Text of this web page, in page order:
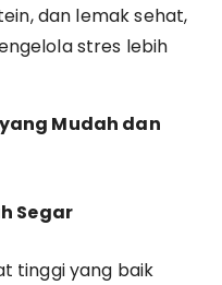
dan lemak sehat,
stres lebih
Mudah dan
Segar
tinggi yang baik